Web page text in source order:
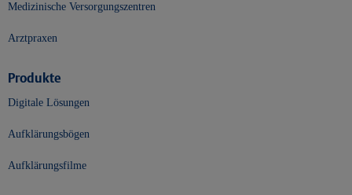
Medizinische Versorgungszentren
Arztpraxen
Produkte
Digitale Lösungen
Aufklärungsbögen
Aufklärungsfilme